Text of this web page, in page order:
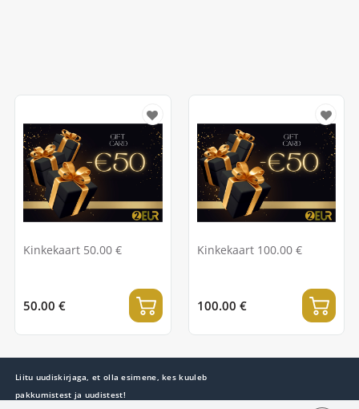
Kinkekaart 50.00 €
50.00 €
Kinkekaart 100.00 €
100.00 €
Liitu uudiskirjaga, et olla esimene, kes kuuleb
pakkumistest ja uudistest!